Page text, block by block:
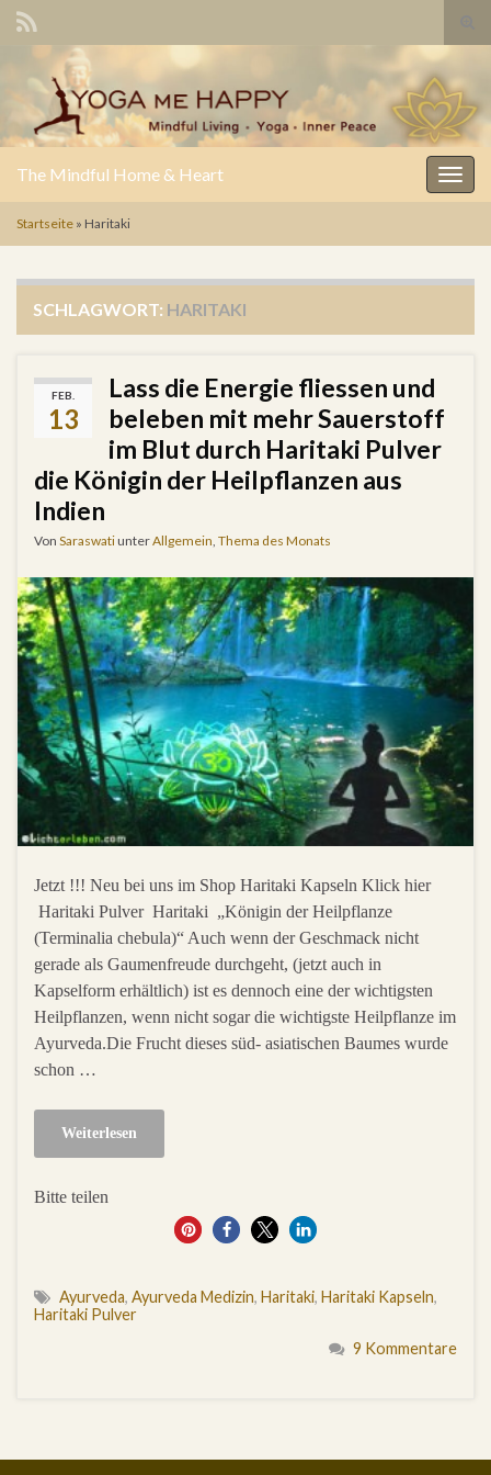
Search for:
The Mindful Home & Heart
Startseite » Haritaki
SCHLAGWORT: HARITAKI
FEB.
13
Lass die Energie fliessen und
beleben mit mehr Sauerstoff
im Blut durch Haritaki Pulver
die Königin der Heilpflanzen aus
Indien
Von SaraswatiunterAllgemein Thema des Monats
Jetzt !!! Neu bei uns im Shop Haritaki Kapseln Klick hier
Haritaki Pulver Haritaki „Königin der Heilpflanze
(Terminalia chebula)“ Auch wenn der Geschmack nicht
gerade als Gaumenfreude durchgeht, (jetzt auch in
Kapselform erhältlich) ist es dennoch eine der wichtigsten
Heilpflanzen, wenn nicht sogar die wichtigste Heilpflanze im
Ayurveda.Die Frucht dieses süd- asiatischen Baumes wurde
schon …
Weiterlesen
Bitte teilen
0
Ayurveda, Ayurveda Medizin, Haritaki, Haritaki Kapseln,
Haritaki Pulver
9 Kommentare